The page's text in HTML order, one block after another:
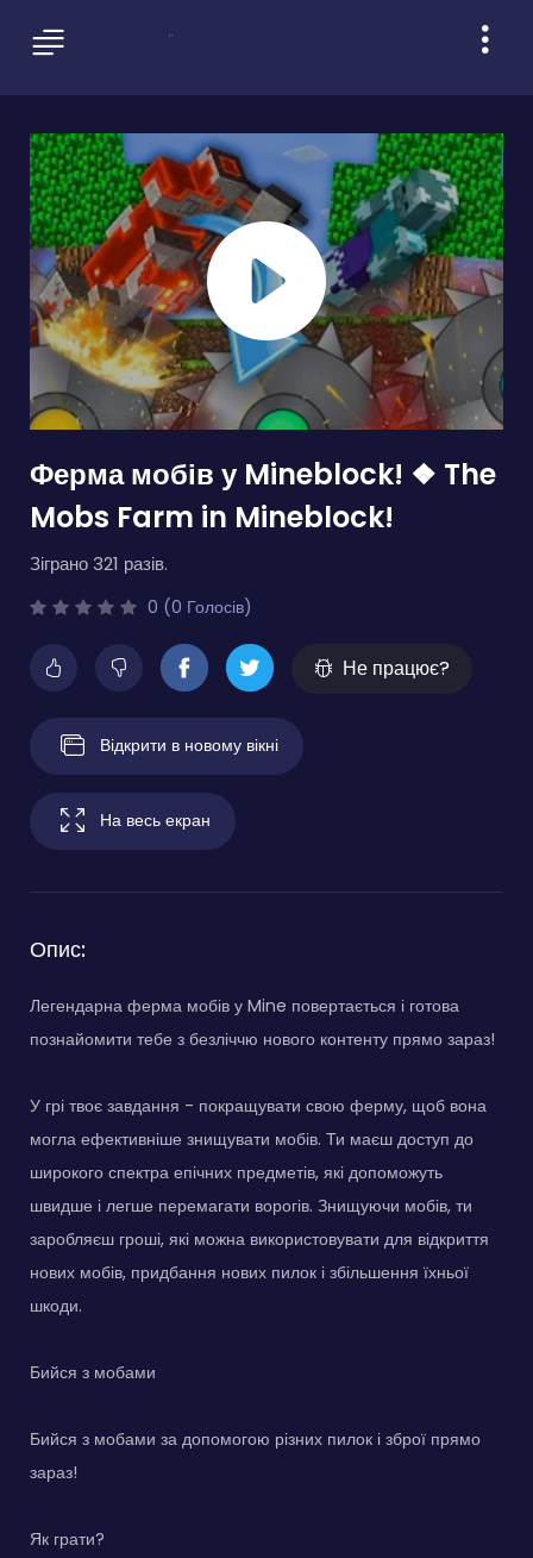
Ферма мобів у Mineblock! ❖ The
Mobs Farm in Mineblock!
Зіграно 321 разів.
0 (0 Голосів)
Не працює?
Відкрити в новому вікні
На весь екран
Опис:
Легендарна ферма мобів у Mine повертається і готова
познайомити тебе з безліччю нового контенту прямо зараз!
У грі твоє завдання - покращувати свою ферму, щоб вона
могла ефективніше знищувати мобів. Ти маєш доступ до
широкого спектра епічних предметів, які допоможуть
швидше і легше перемагати ворогів. Знищуючи мобів, ти
заробляєш гроші, які можна використовувати для відкриття
нових мобів, придбання нових пилок і збільшення їхньої
шкоди.
Бийся з мобами
Бийся з мобами за допомогою різних пилок і зброї прямо
зараз!
Як грати?